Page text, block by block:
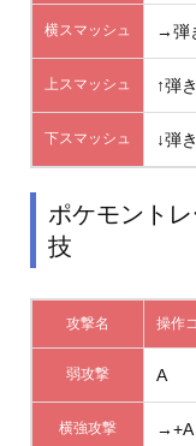
横スマッシュ →弾
上スマッシュ ↑弾
下スマッシュ ↓弾
ポケモント
技
攻撃名 操作
弱攻撃 A
横強攻撃 →+A